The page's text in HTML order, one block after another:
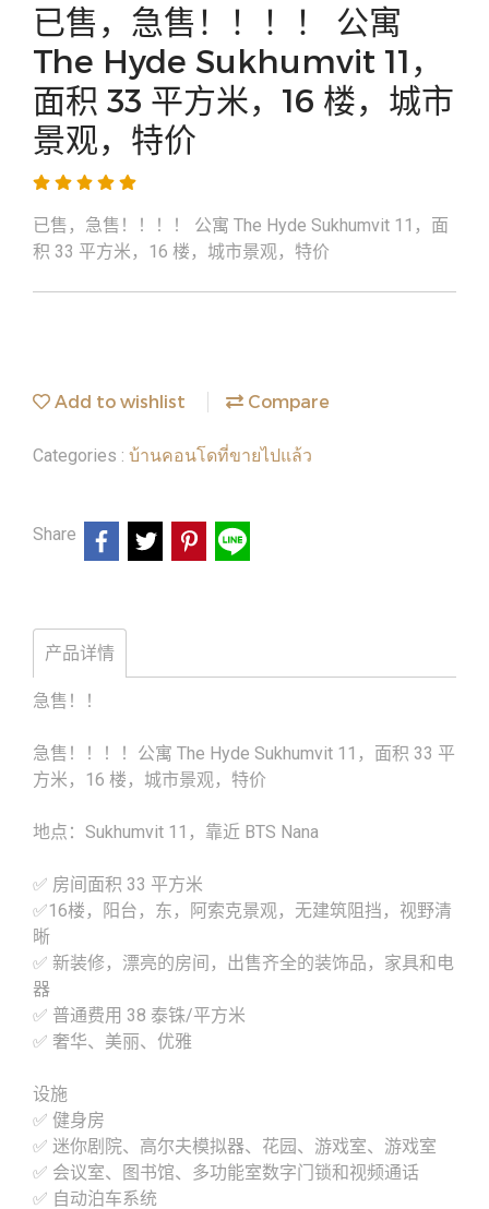
已售，急售！！！！ 公寓
The Hyde Sukhumvit 11，
面积 33 平方米，16 楼，城市
景观，特价
已售，急售！！！！ 公寓 The Hyde Sukhumvit 11，面
积 33 平方米，16 楼，城市景观，特价
Add to wishlist Compare
Categories : บ้านคอนโดที่ขายไปแล้ว
Share
产品详情
急售！！
急售！！！！公寓 The Hyde Sukhumvit 11，面积 33 平
方米，16 楼，城市景观，特价
地点：Sukhumvit 11，靠近 BTS Nana
✅ 房间面积 33 平方米
✅16楼，阳台，东，阿索克景观，无建筑阻挡，视野清
晰
✅ 新装修，漂亮的房间，出售齐全的装饰品，家具和电
器
✅ 普通费用 38 泰铢/平方米
✅ 奢华、美丽、优雅
设施
✅ 健身房
✅ 迷你剧院、高尔夫模拟器、花园、游戏室、游戏室
✅ 会议室、图书馆、多功能室数字门锁和视频通话
✅ 自动泊车系统